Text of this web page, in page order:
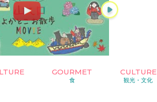
GOURMET
食
CULTURE
観光・文化